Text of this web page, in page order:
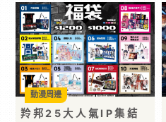
羚邦25大人氣IP集結
動漫周邊